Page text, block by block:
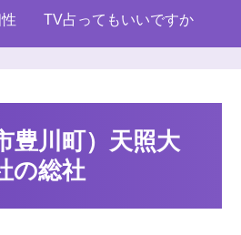
TV占ってもいいですか
豊川町）天照大
の総社